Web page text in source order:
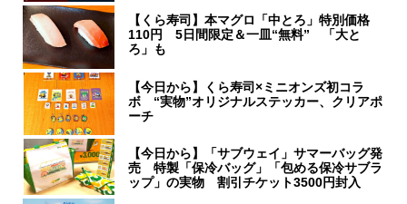
【くら寿司】本マグロ「中とろ」特別価格
110円 5日間限定＆一皿“無料” 「大と
ろ」も
【今日から】くら寿司×ミニオンズ初コラ
ボ “実物”オリジナルステッカー、クリアポ
ーチ
【今日から】「サブウェイ」サマーバッグ発
売 特製「保冷バッグ」「包める保冷サブラ
ップ」の実物 割引チケット3500円封入